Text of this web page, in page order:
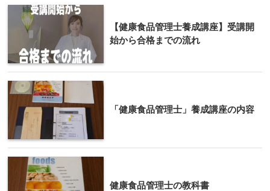
【健康食品管理士養成講座】受講開
始から合格までの流れ
「健康食品管理士」養成講座の内容
健康食品管理士の教科書